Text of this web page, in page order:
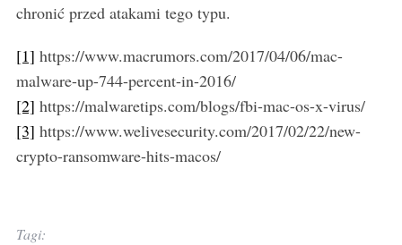
chronić przed atakami tego typu.
[1] https://www.macrumors.com/2017/04/06/mac-
malware-up-744-percent-in-2016/
[2] https://malwaretips.com/blogs/fbi-mac-os-x-virus/
[3] https://www.welivesecurity.com/2017/02/22/new-
crypto-ransomware-hits-macos/
Tagi: